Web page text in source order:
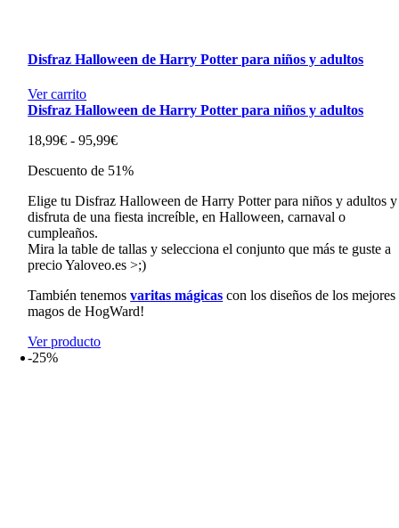
Disfraz Halloween de Harry Potter para niños y adultos
Ver carrito
Disfraz Halloween de Harry Potter para niños y adultos
18,99€ - 95,99€Rango
precios:
18,99€
hasta
Descuento de 51%
Elige tu Disfraz Halloween de Harry Potter para niños y adultos y
disfruta de una fiesta increíble, en Halloween, carnaval o
cumpleaños.
Mira la table de tallas y selecciona el conjunto que más te guste a
precio Yaloveo.es >;)
También tenemosvaritas mágicas con los diseños de los mejores
magos de HogWard!
Ver producto
-25%